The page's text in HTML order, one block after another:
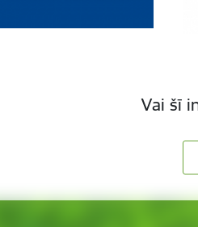
Vai šī